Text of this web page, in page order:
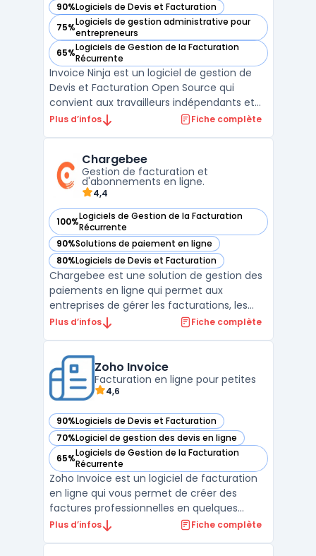
90%Logiciels de Devis et Facturation
— voir Invoice Ninja dans cette catégorie
75%Logiciels de gestion administrative pour
entrepreneurs
— voir Invoice Ninja dans cette catégorie
65%Logiciels de Gestion de la Facturation
Récurrente
— voir Invoice Ninja dans cette catégorie
Invoice Ninja est un logiciel de gestion de
Devis et Facturation Open Source qui
convient aux travailleurs indépendants et
aux petites entreprises. Il offre une
personnalisés. En plus de cela, Invoice Ninja
permet d'accep ...
Plus d’infos Fiche complète
Chargebee
Gestion de facturation et
d'abonnements en ligne.
4,4
100%Logiciels de Gestion de la Facturation
Récurrente
— voir Chargebee dans cette catégorie
90%Solutions de paiement en ligne
— voir Chargebee dans cette catégorie
80%Logiciels de Devis et Facturation
— voir Chargebee dans cette catégorie
Chargebee est une solution de gestion des
paiements en ligne qui permet aux
entreprises de gérer les facturations, les
abonnements et les paiements récurrents
être facilement intégrée aux systèmes
existants pour automati ...
Plus d’infos Fiche complète
Zoho Invoice
Facturation en ligne pour petites
4,6
90%Logiciels de Devis et Facturation
— voir Zoho Invoice dans cette catégorie
70%Logiciel de gestion des devis en ligne
— voir Zoho Invoice dans cette catégorie
65%Logiciels de Gestion de la Facturation
Récurrente
— voir Zoho Invoice dans cette catégorie
Zoho Invoice est un logiciel de facturation
en ligne qui vous permet de créer des
factures professionnelles en quelques
minutes. Il offre également la possibilité de
Plus d’infos Fiche complète